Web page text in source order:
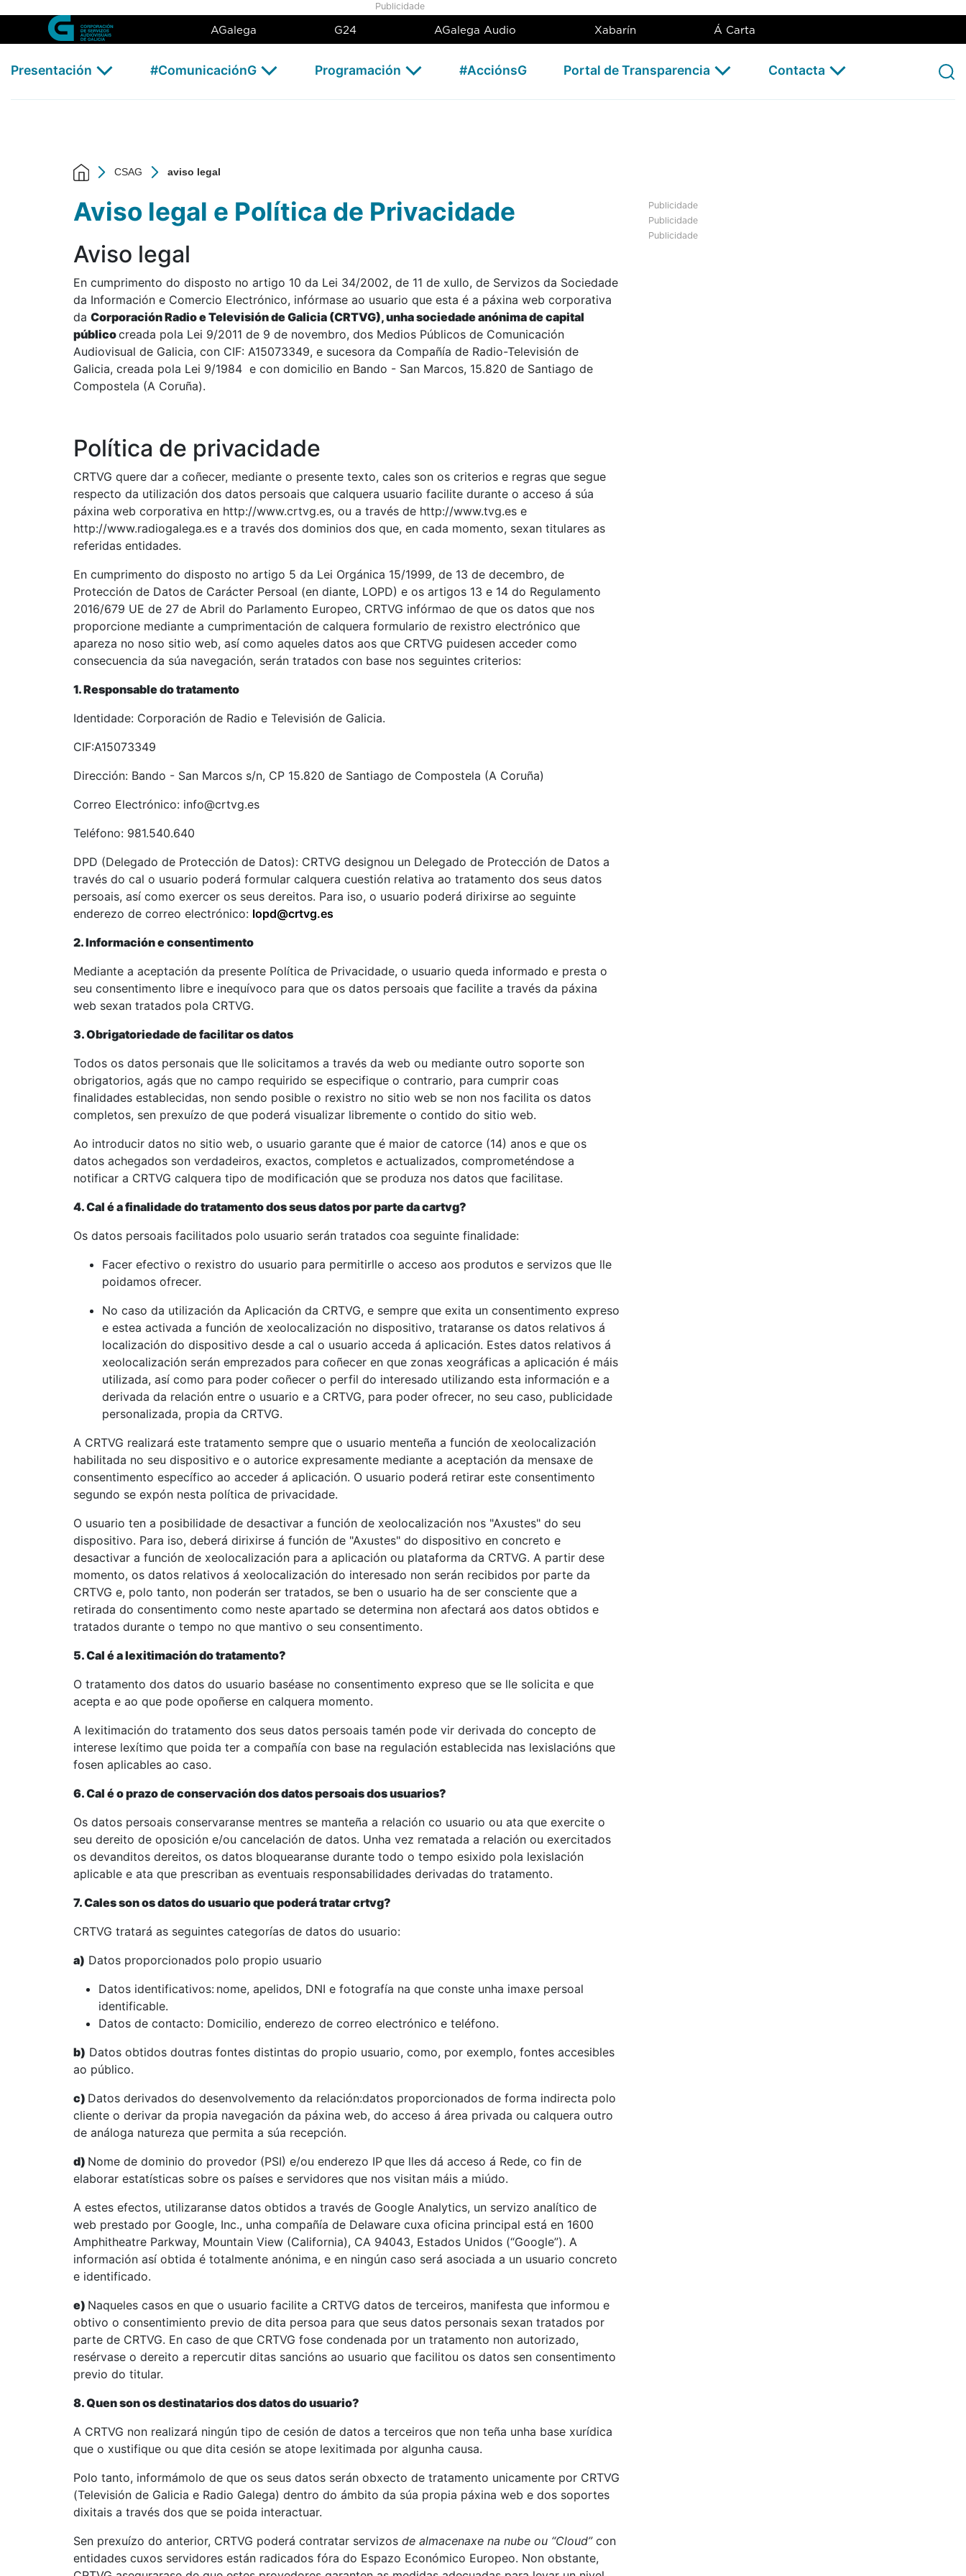
Skip to Main Content
aviso legal - CSAG Publicidade
AGalega G24 AGalega Audio Xabarín Á Carta
Presentación #ComunicaciónG Programación #AcciónsG Portal de Transparencia Contacta
CSAG aviso legal
Aviso legal e Política de Privacidade
Aviso legal
En cumprimento do disposto no artigo 10 da Lei 34/2002, de 11 de xullo, de Servizos da Sociedade
da Información e Comercio Electrónico, infórmase ao usuario que esta é a páxina web corporativa
da Corporación Radio e Televisión de Galicia (CRTVG), unha sociedade anónima de capital
públicocreada pola Lei 9/2011 de 9 de novembro, dos Medios Públicos de Comunicación
Audiovisual de Galicia, con CIF: A15073349, e sucesora da Compañía de Radio-Televisión de
Galicia, creada pola Lei 9/1984 e con domicilio en Bando - San Marcos, 15.820 de Santiago de
Compostela (A Coruña).
Política de privacidade
CRTVG quere dar a coñecer, mediante o presente texto, cales son os criterios e regras que segue
respecto da utilización dos datos persoais que calquera usuario facilite durante o acceso á súa
páxina web corporativa en http://www.crtvg.es, ou a través de http://www.tvg.es e
http://www.radiogalega.es e a través dos dominios dos que, en cada momento, sexan titulares as
referidas entidades.
En cumprimento do disposto no artigo 5 da Lei Orgánica 15/1999, de 13 de decembro, de
Protección de Datos de Carácter Persoal (en diante, LOPD) e os artigos 13 e 14 do Regulamento
2016/679 UE de 27 de Abril do Parlamento Europeo, CRTVG infórmao de que os datos que nos
proporcione mediante a cumprimentación de calquera formulario de rexistro electrónico que
apareza no noso sitio web, así como aqueles datos aos que CRTVG puidesen acceder como
consecuencia da súa navegación, serán tratados con base nos seguintes criterios:
1. Responsable do tratamento
Identidade: Corporación de Radio e Televisión de Galicia.
CIF:A15073349
Dirección: Bando - San Marcos s/n, CP 15.820 de Santiago de Compostela (A Coruña)
Correo Electrónico: info@crtvg.es
Teléfono: 981.540.640
DPD (Delegado de Protección de Datos): CRTVG designou un Delegado de Protección de Datos a
través do cal o usuario poderá formular calquera cuestión relativa ao tratamento dos seus datos
persoais, así como exercer os seus dereitos. Para iso, o usuario poderá dirixirse ao seguinte
enderezo de correo electrónico: lopd@crtvg.es
2. Información e consentimento
Mediante a aceptación da presente Política de Privacidade, o usuario queda informado e presta o
seu consentimento libre e inequívoco para que os datos persoais que facilite a través da páxina
web sexan tratados pola CRTVG.
3. Obrigatoriedade de facilitar os datos
Todos os datos personais que lle solicitamos a través da web ou mediante outro soporte son
obrigatorios, agás que no campo requirido se especifique o contrario, para cumprir coas
finalidades establecidas, non sendo posible o rexistro no sitio web se non nos facilita os datos
completos, sen prexuízo de que poderá visualizar libremente o contido do sitio web.
Ao introducir datos no sitio web, o usuario garante que é maior de catorce (14) anos e que os
datos achegados son verdadeiros, exactos, completos e actualizados, comprometéndose a
notificar a CRTVG calquera tipo de modificación que se produza nos datos que facilitase.
4. Cal é a finalidade do tratamento dos seus datos por parte da cartvg?
Os datos persoais facilitados polo usuario serán tratados coa seguinte finalidade:
Facer efectivo o rexistro do usuario para permitirlle o acceso aos produtos e servizos que lle
poidamos ofrecer.
No caso da utilización da Aplicación da CRTVG, e sempre que exita un consentimento expreso
e estea activada a función de xeolocalización no dispositivo, trataranse os datos relativos á
localización do dispositivo desde a cal o usuario acceda á aplicación. Estes datos relativos á
xeolocalización serán emprezados para coñecer en que zonas xeográficas a aplicación é máis
utilizada, así como para poder coñecer o perfil do interesado utilizando esta información e a
derivada da relación entre o usuario e a CRTVG, para poder ofrecer, no seu caso, publicidade
personalizada, propia da CRTVG.
A CRTVG realizará este tratamento sempre que o usuario menteña a función de xeolocalización
habilitada no seu dispositivo e o autorice expresamente mediante a aceptación da mensaxe de
consentimento específico ao acceder á aplicación. O usuario poderá retirar este consentimento
segundo se expón nesta política de privacidade.
O usuario ten a posibilidade de desactivar a función de xeolocalización nos "Axustes" do seu
dispositivo. Para iso, deberá dirixirse á función de "Axustes" do dispositivo en concreto e
desactivar a función de xeolocalización para a aplicación ou plataforma da CRTVG. A partir dese
momento, os datos relativos á xeolocalización do interesado non serán recibidos por parte da
CRTVG e, polo tanto, non poderán ser tratados, se ben o usuario ha de ser consciente que a
retirada do consentimento como neste apartado se determina non afectará aos datos obtidos e
tratados durante o tempo no que mantivo o seu consentimento.
5. Cal é a lexitimación do tratamento?
O tratamento dos datos do usuario baséase no consentimento expreso que se lle solicita e que
acepta e ao que pode opoñerse en calquera momento.
A lexitimación do tratamento dos seus datos persoais tamén pode vir derivada do concepto de
interese lexítimo que poida ter a compañía con base na regulación establecida nas lexislacións que
fosen aplicables ao caso.
6. Cal é o prazo de conservación dos datos persoais dos usuarios?
Os datos persoais conservaranse mentres se manteña a relación co usuario ou ata que exercite o
seu dereito de oposición e/ou cancelación de datos. Unha vez rematada a relación ou exercitados
os devanditos dereitos, os datos bloquearanse durante todo o tempo esixido pola lexislación
aplicable e ata que prescriban as eventuais responsabilidades derivadas do tratamento.
7. Cales son os datos do usuario que poderá tratar crtvg?
CRTVG tratará as seguintes categorías de datos do usuario:
a) Datos proporcionados polo propio usuario
Datos identificativos: nome, apelidos, DNI e fotografía na que conste unha imaxe persoal
identificable.
Datos de contacto: Domicilio, enderezo de correo electrónico e teléfono.
b) Datos obtidos doutras fontes distintas do propio usuario, como, por exemplo, fontes accesibles
ao público.
c) Datos derivados do desenvolvemento da relación:datos proporcionados de forma indirecta polo
cliente o derivar da propia navegación da páxina web, do acceso á área privada ou calquera outro
de análoga natureza que permita a súa recepción.
d) Nome de dominio do provedor (PSI) e/ou enderezo IPque lles dá acceso á Rede, co fin de
elaborar estatísticas sobre os países e servidores que nos visitan máis a miúdo.
A estes efectos, utilizaranse datos obtidos a través de Google Analytics, un servizo analítico de
web prestado por Google, Inc., unha compañía de Delaware cuxa oficina principal está en 1600
Amphitheatre Parkway, Mountain View (California), CA 94043, Estados Unidos (“Google”). A
información así obtida é totalmente anónima, e en ningún caso será asociada a un usuario concreto
e identificado.
e) Naqueles casos en que o usuario facilite a CRTVG datos de terceiros, manifesta que informou e
obtivo o consentimiento previo de dita persoa para que seus datos personais sexan tratados por
parte de CRTVG. En caso de que CRTVG fose condenada por un tratamento non autorizado,
resérvase o dereito a repercutir ditas sancións ao usuario que facilitou os datos sen consentimento
previo do titular.
8. Quen son os destinatarios dos datos do usuario?
A CRTVG non realizará ningún tipo de cesión de datos a terceiros que non teña unha base xurídica
que o xustifique ou que dita cesión se atope lexitimada por algunha causa.
Polo tanto, informámolo de que os seus datos serán obxecto de tratamento unicamente por CRTVG
(Televisión de Galicia e Radio Galega) dentro do ámbito da súa propia páxina web e dos soportes
dixitais a través dos que se poida interactuar.
Sen prexuízo do anterior, CRTVG poderá contratar servizos de almacenaxe na nube ou “Cloud” con
entidades cuxos servidores están radicados fóra do Espazo Económico Europeo. Non obstante,
Publicidade
Publicidade
Publicidade